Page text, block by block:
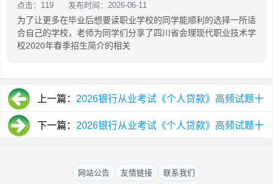
点击：119 发布时间：2026-06-11
为了让更多在毕业后想要读职业学校的同学能顺利的选择一所适
合自己的学校，老师为同学们分享了四川省会理现代职业技术学
校2020年春季招生简介的相关
上一篇： 2026银行从业考试《个人贷款》高频试题十
五（单选1）
下一篇： 2026银行从业考试《个人贷款》高频试题十
网站公告 友情链接 联系我们